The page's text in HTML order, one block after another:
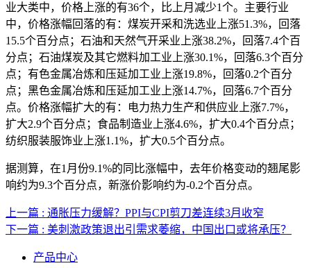
业大类中，价格上涨的有36个，比上月减少1个。主要行业
中，价格涨幅回落的有：煤炭开采和洗选业上涨51.3%，回落
15.5个百分点；石油和天然气开采业上涨38.2%，回落7.4个百
分点；石油煤炭及其它燃料加工业上涨30.1%，回落6.3个百分
点；有色金属冶炼和压延加工业上涨19.8%，回落0.2个百分
点；黑色金属冶炼和压延加工业上涨14.7%，回落6.7个百分
点。价格涨幅扩大的有：电力热力生产和供应业上涨7.7%，
扩大2.9个百分点；食品制造业上涨4.6%，扩大0.4个百分点；
纺织服装服饰业上涨1.1%，扩大0.5个百分点。
据测算，在1月份9.1%的同比涨幅中，去年价格变动的翘尾影
响约为9.3个百分点，新涨价影响约为-0.2个百分点。
上一篇 : 通胀压力缓解？PPI与CPI剪刀差连续3月收窄
下一篇 : 美刺激政策退出引需求萎缩，中国出口或将承压？
产品中心